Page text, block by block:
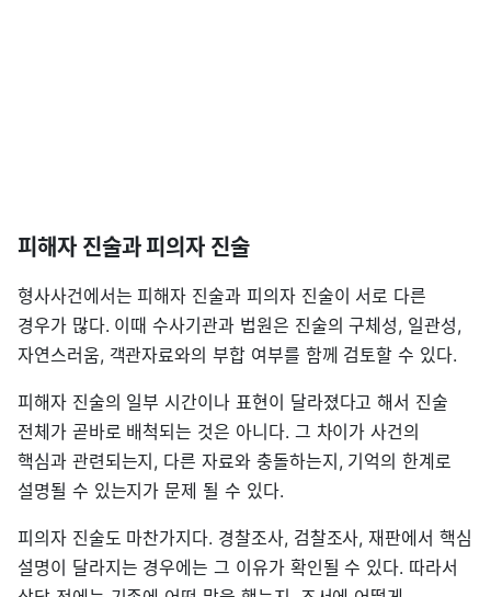
피해자 진술과 피의자 진술
형사사건에서는 피해자 진술과 피의자 진술이 서로 다른
경우가 많다. 이때 수사기관과 법원은 진술의 구체성, 일관성,
자연스러움, 객관자료와의 부합 여부를 함께 검토할 수 있다.
피해자 진술의 일부 시간이나 표현이 달라졌다고 해서 진술
전체가 곧바로 배척되는 것은 아니다. 그 차이가 사건의
핵심과 관련되는지, 다른 자료와 충돌하는지, 기억의 한계로
설명될 수 있는지가 문제 될 수 있다.
피의자 진술도 마찬가지다. 경찰조사, 검찰조사, 재판에서 핵심
설명이 달라지는 경우에는 그 이유가 확인될 수 있다. 따라서